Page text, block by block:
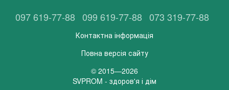
097 619-77-88 099 619-77-88 073 319-77-88
Контактна інформація
Повна версія сайту
© 2015—2026
SVPROM - здоров'я і дім